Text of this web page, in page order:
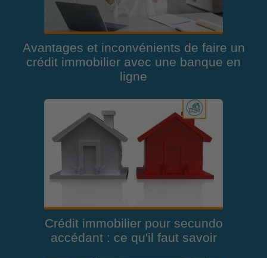
Avantages et inconvénients de faire un
crédit immobilier avec une banque en
ligne
Crédit immobilier pour secundo
accédant : ce qu'il faut savoir